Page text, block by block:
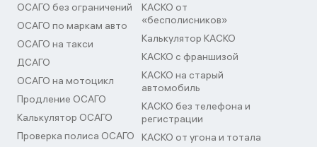
ОСАГО без ограничений
ОСАГО по маркам авто
ОСАГО на такси
ДСАГО
ОСАГО на мотоцикл
Продление ОСАГО
Калькулятор ОСАГО
Проверка полиса ОСАГО
КАСКО от
«бесполисников»
Калькулятор КАСКО
КАСКО с франшизой
КАСКО на старый
автомобиль
КАСКО без телефона и
регистрации
КАСКО от угона и тотала